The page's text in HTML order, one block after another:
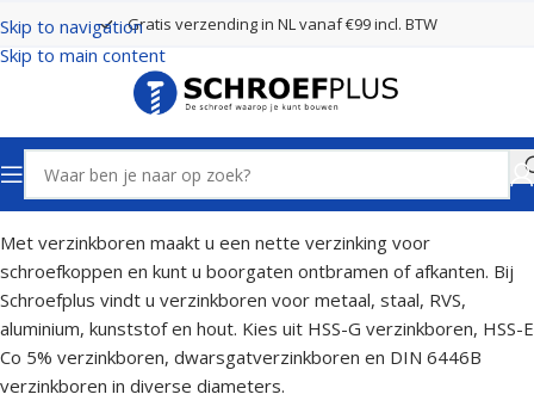
Skip to navigation
Skip to main content
Gratis verzending in NL vanaf €99 incl. BTW
Home Boren Verzinkboren
Met verzinkboren maakt u een nette verzinking voor
schroefkoppen en kunt u boorgaten ontbramen of afkanten. Bij
Schroefplus vindt u verzinkboren voor metaal, staal, RVS,
aluminium, kunststof en hout. Kies uit HSS-G verzinkboren, HSS-E
Co 5% verzinkboren, dwarsgatverzinkboren en DIN 6446B
verzinkboren in diverse diameters.